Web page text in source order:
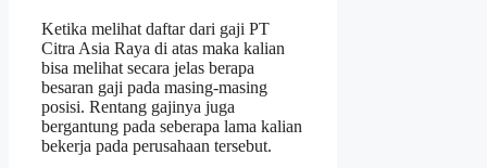
Ketika melihat daftar dari gaji PT
Citra Asia Raya di atas maka kalian
bisa melihat secara jelas berapa
besaran gaji pada masing-masing
posisi. Rentang gajinya juga
bergantung pada seberapa lama kalian
bekerja pada perusahaan tersebut.